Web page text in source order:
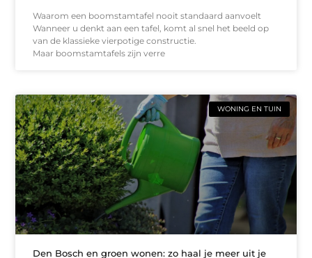
Waarom een boomstamtafel nooit standaard aanvoelt
Wanneer u denkt aan een tafel, komt al snel het beeld op
van de klassieke vierpotige constructie.
Maar boomstamtafels zijn verre
WONING EN TUIN
Den Bosch en groen wonen: zo haal je meer uit je